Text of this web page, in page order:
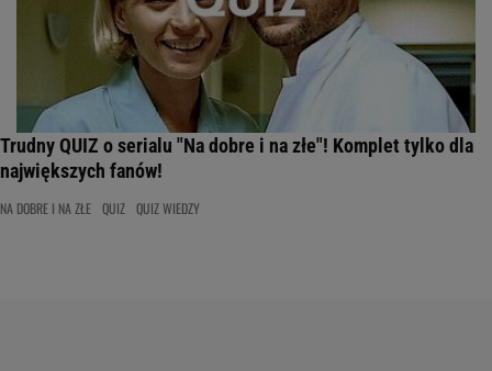
Trudny QUIZ o serialu "Na dobre i na złe"! Komplet tylko dla
największych fanów!
NA DOBRE I NA ZŁE QUIZ QUIZ WIEDZY